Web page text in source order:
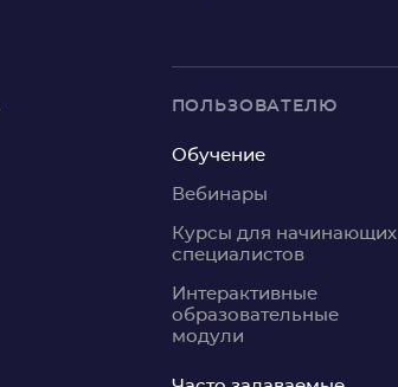
ПОЛЬЗОВАТЕЛЮ
Обучение
Вебинары
Курсы для начинающих
специалистов
Интерактивные
образовательные
модули